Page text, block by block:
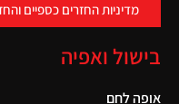
מדיניות החזרים כספיים
בישול ואפיה
אופה לחם